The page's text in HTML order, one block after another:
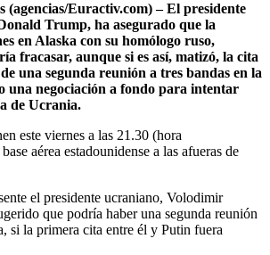
(agencias/Euractiv.com) – El presidente
Trump, ha asegurado que la
en Alaska con su homólogo ruso,
fracasar, aunque si es así, matizó, la cita
una segunda reunión a tres bandas en la
una negociación a fondo para intentar
de Ucrania.
este viernes a las 21.30 (hora
aérea estadounidense a las afueras de
el presidente ucraniano, Volodimir
que podría haber una segunda reunión
si la primera cita entre él y Putin fuera